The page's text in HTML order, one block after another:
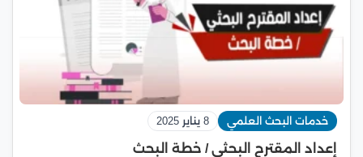
خدمات البحث العلمي 8 يناير 2025
إعداد المقترح البحثي / خطة البحث